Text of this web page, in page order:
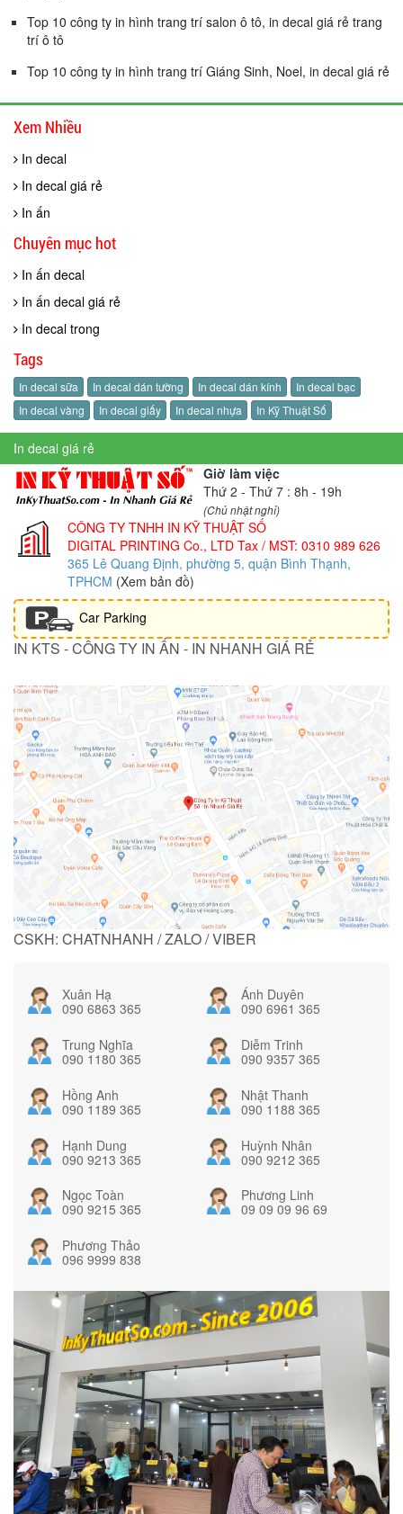
Top 10 công ty in hình trang trí salon ô tô, in decal giá rẻ trang
trí ô tô
Top 10 công ty in hình trang trí Giáng Sinh, Noel, in decal giá rẻ
Xem Nhiều
In decal
In decal giá rẻ
In ấn
Chuyên mục hot
In ấn decal
In ấn decal giá rẻ
In decal trong
Tags
In decal sữa In decal dán tường In decal dán kính
In decal bạc
In decal vàng
In decal giấy In decal nhựa In Kỹ Thuật Số
In decal giá rẻ
Giờ làm việc
Thứ 2 - Thứ 7 : 8h - 19h
(Chủ nhật nghỉ)
CÔNG TY TNHH IN KỸ THUẬT SỐ
DIGITAL PRINTING Co., LTD Tax / MST: 0310 989 626
365 Lê Quang Định, phường 5, quận Bình Thạnh,
TPHCM (Xem bản đồ)
Car Parking
IN KTS - CÔNG TY IN ẤN - IN NHANH GIÁ RẺ
CSKH: CHATNHANH / ZALO / VIBER
Xuân Hạ
090 6863 365
Ánh Duyên
090 6961 365
Trung Nghĩa
090 1180 365
Diễm Trinh
090 9357 365
Hồng Anh
090 1189 365
Nhật Thanh
090 1188 365
Hạnh Dung
090 9213 365
Huỳnh Nhân
090 9212 365
Ngọc Toàn
090 9215 365
Phương Linh
09 09 09 96 69
Phương Thảo
096 9999 838